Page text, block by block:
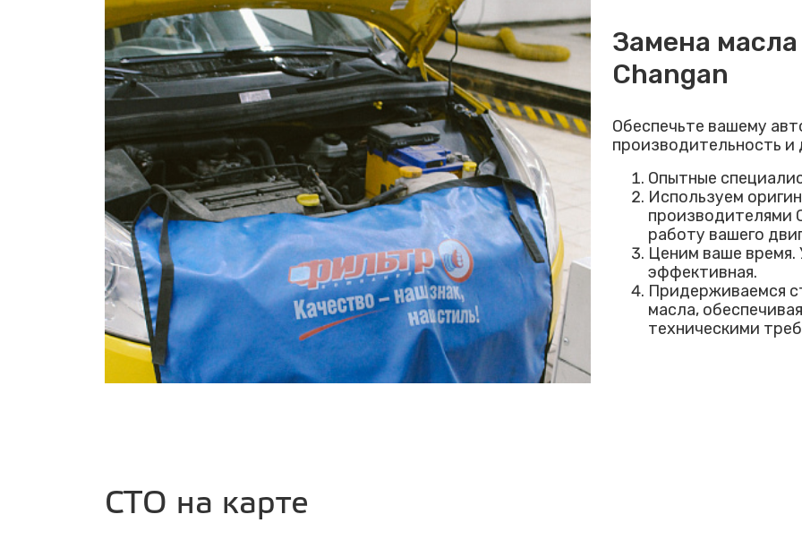
Замена
Changan
Обеспечьте вашему
производительность
Опытные
Используем
производителями
работу вашего
Ценим ваше время.
эффективная.
Придерживаемся
масла,
техническими
СТО на карте